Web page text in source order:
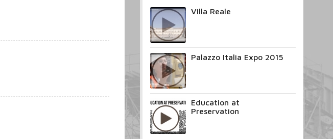
Villa Reale
Palazzo Italia Expo 2015
Education at
Preservation